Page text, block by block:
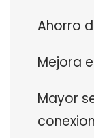
Ahorro
Mejora
Mayor